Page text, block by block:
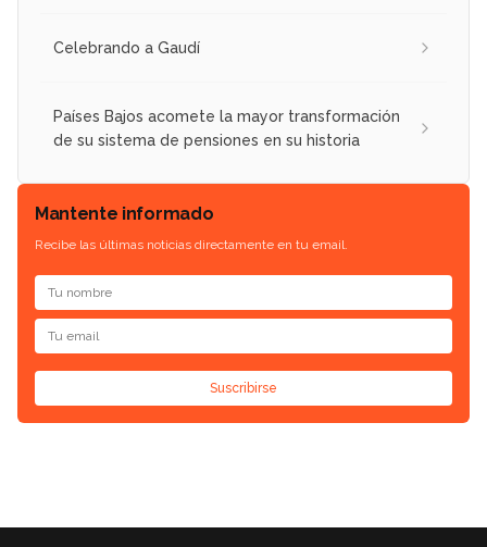
Celebrando a Gaudí
Países Bajos acomete la mayor transformación
de su sistema de pensiones en su historia
Mantente informado
Recibe las últimas noticias directamente en tu email.
Suscribirse